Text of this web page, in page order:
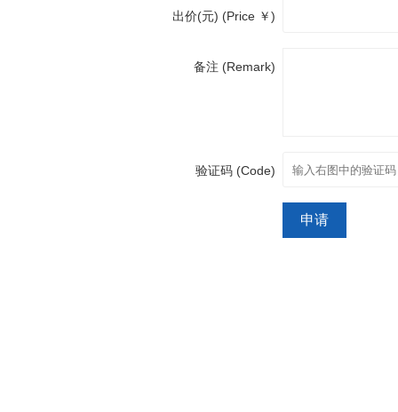
出价(元) (Price ￥)
备注 (Remark)
验证码 (Code)
申请